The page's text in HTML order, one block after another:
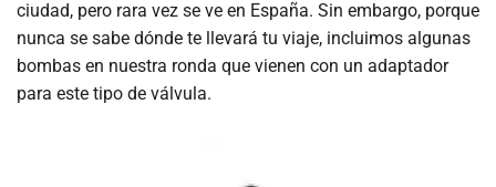
ciudad, pero rara vez se ve en España. Sin embargo, porque
nunca se sabe dónde te llevará tu viaje, incluimos algunas
bombas en nuestra ronda que vienen con un adaptador
para este tipo de válvula.